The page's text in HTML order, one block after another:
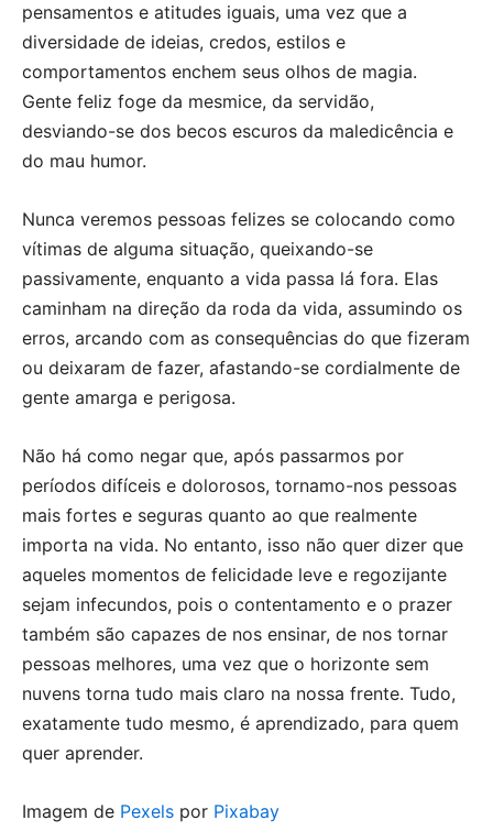
pensamentos e atitudes iguais, uma vez que a
diversidade de ideias, credos, estilos e
comportamentos enchem seus olhos de magia.
Gente feliz foge da mesmice, da servidão,
desviando-se dos becos escuros da maledicência e
do mau humor.
Nunca veremos pessoas felizes se colocando como
vítimas de alguma situação, queixando-se
passivamente, enquanto a vida passa lá fora. Elas
caminham na direção da roda da vida, assumindo os
erros, arcando com as consequências do que fizeram
ou deixaram de fazer, afastando-se cordialmente de
gente amarga e perigosa.
Não há como negar que, após passarmos por
períodos difíceis e dolorosos, tornamo-nos pessoas
mais fortes e seguras quanto ao que realmente
importa na vida. No entanto, isso não quer dizer que
aqueles momentos de felicidade leve e regozijante
sejam infecundos, pois o contentamento e o prazer
também são capazes de nos ensinar, de nos tornar
pessoas melhores, uma vez que o horizonte sem
nuvens torna tudo mais claro na nossa frente. Tudo,
exatamente tudo mesmo, é aprendizado, para quem
quer aprender.
Imagem de Pexels por Pixabay